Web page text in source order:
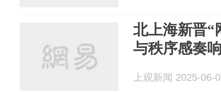
北上海新晋“
与秩序感奏
上观新闻 2025-06-